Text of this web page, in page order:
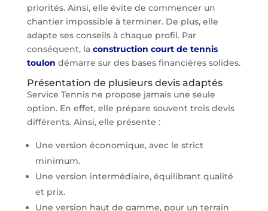
priorités. Ainsi, elle évite de commencer un
chantier impossible à terminer. De plus, elle
adapte ses conseils à chaque profil. Par
conséquent, la construction court de tennis
toulon démarre sur des bases financières solides.
Présentation de plusieurs devis adaptés
Service Tennis ne propose jamais une seule
option. En effet, elle prépare souvent trois devis
différents. Ainsi, elle présente :
Une version économique, avec le strict
minimum.
Une version intermédiaire, équilibrant qualité
et prix.
Une version haut de gamme, pour un terrain